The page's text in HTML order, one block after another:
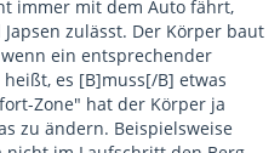
immer mit dem Auto fährt,
zulässt. Der Körper baut
ein entsprechender
es [B]muss[/B] etwas
Zone" hat der Körper ja
zu ändern. Beispielsweise